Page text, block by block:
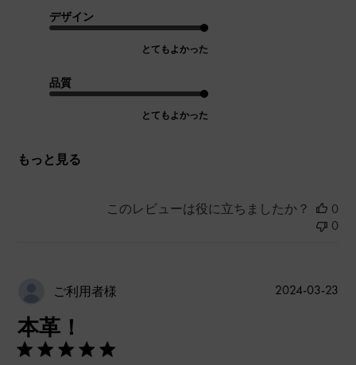
デザイン
とてもよかった
品質
とてもよかった
もっと見る
このレビューは役に立ちましたか？
0
0
ご利用者様
本革！
公
2024-03-23